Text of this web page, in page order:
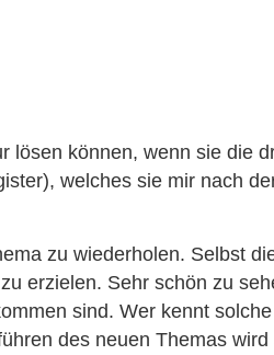
lösen können, wenn sie die
welches sie mir nach
zu wiederholen. Selbst
erzielen. Sehr schön zu
sind. Wer kennt
des neuen Themas wird